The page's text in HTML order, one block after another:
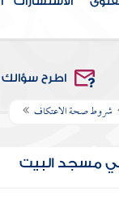
اطرح سؤالك
شروط صحة الاعتكاف
مسجد البيت